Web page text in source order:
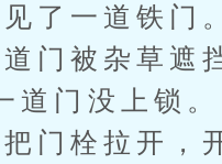
了一道铁门。
门被杂草遮
道门没上锁。
门栓拉开，